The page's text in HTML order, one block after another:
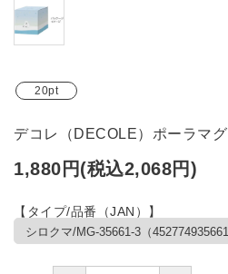
20pt
デコレ（DECOLE）ポーラマ
1,880円(税込2,068円)
【タイプ/品番（JAN）】